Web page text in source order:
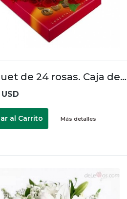
de 24 rosas. Caja de…
al Carrito Más detalles